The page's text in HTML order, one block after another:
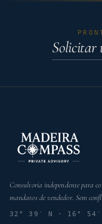
Solicitar
Consultoria independente para
mandatos de vendedor. Sem
32° 39′ N · 16° 54′